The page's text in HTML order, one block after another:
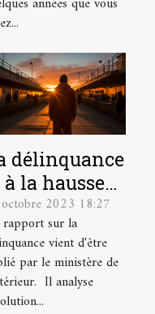
délinquance
à la hausse
depuis le
2023 18:27
sur la
vient d'être
par le ministère de
Il analyse